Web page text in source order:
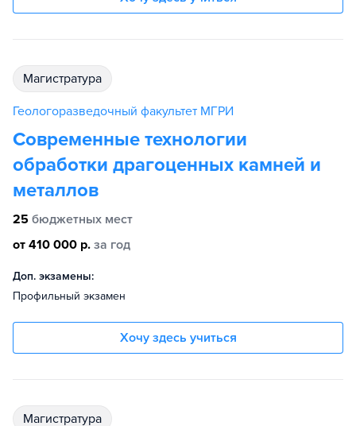
магистратура
Геологоразведочный факультет МГРИ
Современные технологии
обработки драгоценных камней и
металлов
25 бюджетных мест
от 410 000 р. за год
Доп. экзамены:
Профильный экзамен
Хочу здесь учиться
магистратура